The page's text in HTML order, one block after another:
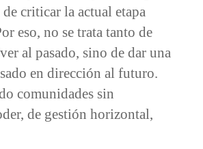
criticar la actual etapa
eso, no se trata tanto de
al pasado, sino de dar una
en dirección al futuro.
comunidades sin
de gestión horizontal,